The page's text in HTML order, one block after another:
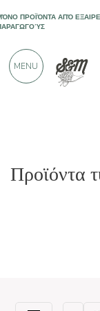
Προϊόντα
ΑΠΌ 900 ΘΕΤΙΚΈΣ
MENU